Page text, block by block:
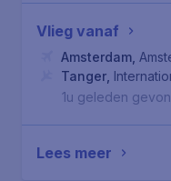
Vlieg vanaf
Amsterdam
Tanger
1u geleden
Lees meer